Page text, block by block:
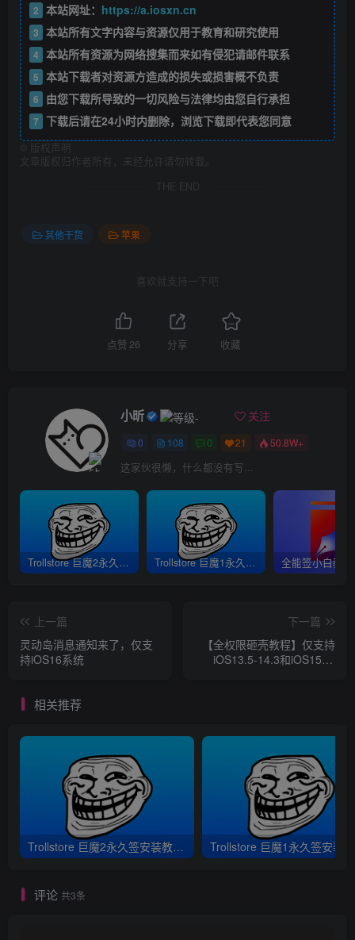
2 本站网址： https://a.iosxn.cn
3 本站所有文字内容与资源仅用于教育和研究使用
4 本站所有资源为网络搜集而来如有侵犯请邮件联系
5 本站下载者对资源方造成的损失或损害概不负责
6 由您下载所导致的一切风险与法律均由您自行承担
7 下载后请在24小时内删除，浏览下载即代表您同意
版权声明
文章版权归作者所有，未经允许请勿转载。
THE END
其他干货 苹果
喜欢就支持一下吧
点赞 26 分享 收藏
小昕 关注
0 108 0 21 50.8W+
这家伙很懒，什么都没有写...
Trollstore 巨魔2永久签安装教程｜支持A8-A17 M1M2 iOS15.5-16.6.1 Trollstore 巨魔1永久签安装教程｜A8-A15 iOS14.0-15.4.1
上一篇
灵动岛消息通知来了，仅支
持iOS16系统
下一篇
【全权限砸壳教程】仅支持
iOS13.5-14.3和iOS15.0-
相关推荐
Trollstore 巨魔2永久签安装教程｜支持A8-A17 M1M2 iOS15.5-16.6.1
评论 共3条